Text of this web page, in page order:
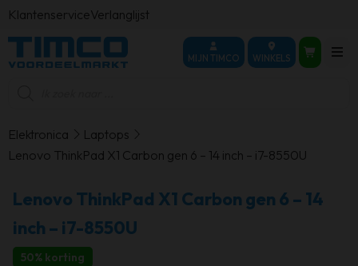
KlantenserviceVerlanglijst
MIJN TIMCO WINKELS
Elektronica
Laptops
Lenovo ThinkPad X1 Carbon gen 6 – 14 inch – i7-8550U
Lenovo ThinkPad X1 Carbon gen 6 – 14
inch – i7-8550U
50% korting